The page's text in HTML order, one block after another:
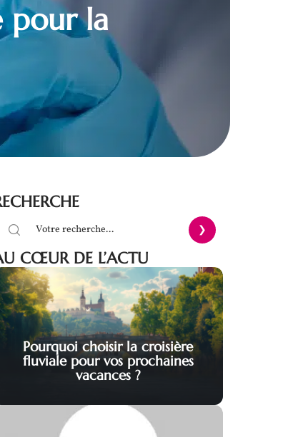
pour la
CŒUR DE L’ACTU
Pourquoi choisir la croisière
fluviale pour vos prochaines
vacances ?